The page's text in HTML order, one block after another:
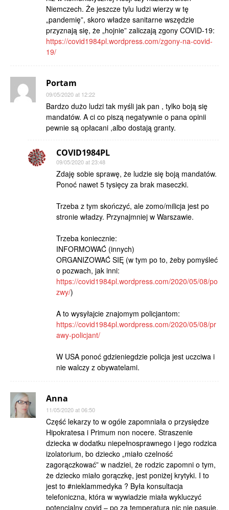
Niemczech. Że jeszcze tylu ludzi wierzy w tę
„pandemię”, skoro władze sanitarne wszędzie
przyznają się, że „hojnie” zaliczają zgony COVID-19:
https://covid1984pl.wordpress.com/zgony-na-covid-
19/
Portam
09/05/2020 at 12:22
Bardzo dużo ludzi tak myśli jak pan , tylko boją się
mandatów. A ci co piszą negatywnie o pana opinii
pewnie są opłacani ,albo dostają granty.
COVID1984PL
09/05/2020 at 23:48
Zdaję sobie sprawę, że ludzie się boją mandatów.
Ponoć nawet 5 tysięcy za brak maseczki.
Trzeba z tym skończyć, ale zomo/milicja jest po
stronie władzy. Przynajmniej w Warszawie.
Trzeba koniecznie:
INFORMOWAĆ (innych)
ORGANIZOWAĆ SIĘ (w tym po to, żeby pomyśleć
o pozwach, jak inni:
https://covid1984pl.wordpress.com/2020/05/08/po
zwy/)
A to wysyłajcie znajomym policjantom:
https://covid1984pl.wordpress.com/2020/05/08/pr
awy-policjant/
W USA ponoć gdzieniegdzie policja jest uczciwa i
nie walczy z obywatelami.
Anna
11/05/2020 at 06:50
Część lekarzy to w ogóle zapomniała o przysiędze
Hipokratesa i Primum non nocere. Straszenie
dziecka w dodatku niepełnosprawnego i jego rodzica
izolatorium, bo dziecko „miało czelność
zagorączkować” w nadziei, że rodzic zapomni o tym,
że dziecko miało gorączkę, jest poniżej krytyki. I to
jest to #nieklammedyka ? Była konsultacja
telefoniczna, która w wywiadzie miała wykluczyć
potencjalny covid – po za temperaturą nic nie pasuje.